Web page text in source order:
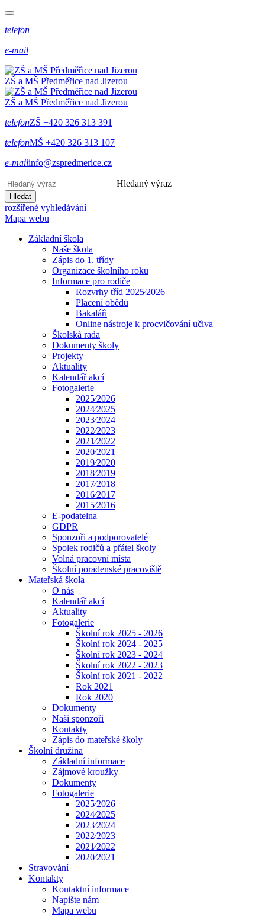
telefon
e-mail
ZŠ a MŠ Předměřice nad Jizerou
ZŠ a MŠ Předměřice nad Jizerou
telefonZŠ +420 326 313 391
telefonMŠ +420 326 313 107
e-mailinfo@zspredmerice.cz
Hledaný výraz
Hledat
rozšířené vyhledávání
Mapa webu
Základní škola
Naše škola
Zápis do 1. třídy
Organizace školního roku
Informace pro rodiče
Rozvrhy tříd 2025⁄2026
Placení obědů
Bakaláři
Online nástroje k procvičování učiva
Školská rada
Dokumenty školy
Projekty
Aktuality
Kalendář akcí
Fotogalerie
2025⁄2026
2024⁄2025
2023⁄2024
2022⁄2023
2021⁄2022
2020⁄2021
2019⁄2020
2018⁄2019
2017⁄2018
2016⁄2017
2015⁄2016
E-podatelna
GDPR
Sponzoři a podporovatelé
Spolek rodičů a přátel školy
Volná pracovní místa
Školní poradenské pracoviště
Mateřská škola
O nás
Kalendář akcí
Aktuality
Fotogalerie
Školní rok 2025 - 2026
Školní rok 2024 - 2025
Školní rok 2023 - 2024
Školní rok 2022 - 2023
Školní rok 2021 - 2022
Rok 2021
Rok 2020
Dokumenty
Naši sponzoři
Kontakty
Zápis do mateřské školy
Školní družina
Základní informace
Zájmové kroužky
Dokumenty
Fotogalerie
2025⁄2026
2024⁄2025
2023⁄2024
2022⁄2023
2021⁄2022
2020⁄2021
Stravování
Kontakty
Kontaktní informace
Napište nám
Mapa webu